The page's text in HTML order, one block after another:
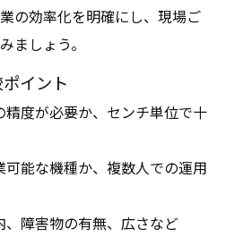
の効率化を明確にし、現場ご
ましょう。
イント
度が必要か、センチ単位で十
能な機種か、複数人での運用
障害物の有無、広さなど